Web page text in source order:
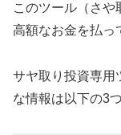
このツール（さや
高額なお金を払っ
サヤ取り投資専用
な情報は以下の3つ